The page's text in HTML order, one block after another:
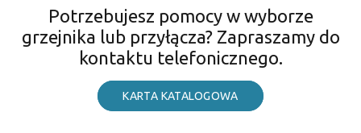
Potrzebujesz pomocy w wyborze
grzejnika lub przyłącza? Zapraszamy do
kontaktu telefonicznego.
KARTA KATALOGOWA